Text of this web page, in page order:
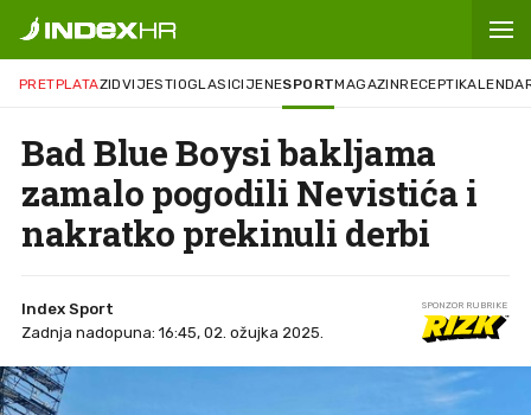
PRETPLATAZIDVIJESTIOGLASICIJENESPORTMAGAZINRECEPTI
Bad Blue Boysi bakljama
zamalo pogodili Nevistića i
nakratko prekinuli derbi
Index Sport
Zadnja nadopuna: 16:45, 02. ožujka 2025.
SPONZOR RUBRIKE